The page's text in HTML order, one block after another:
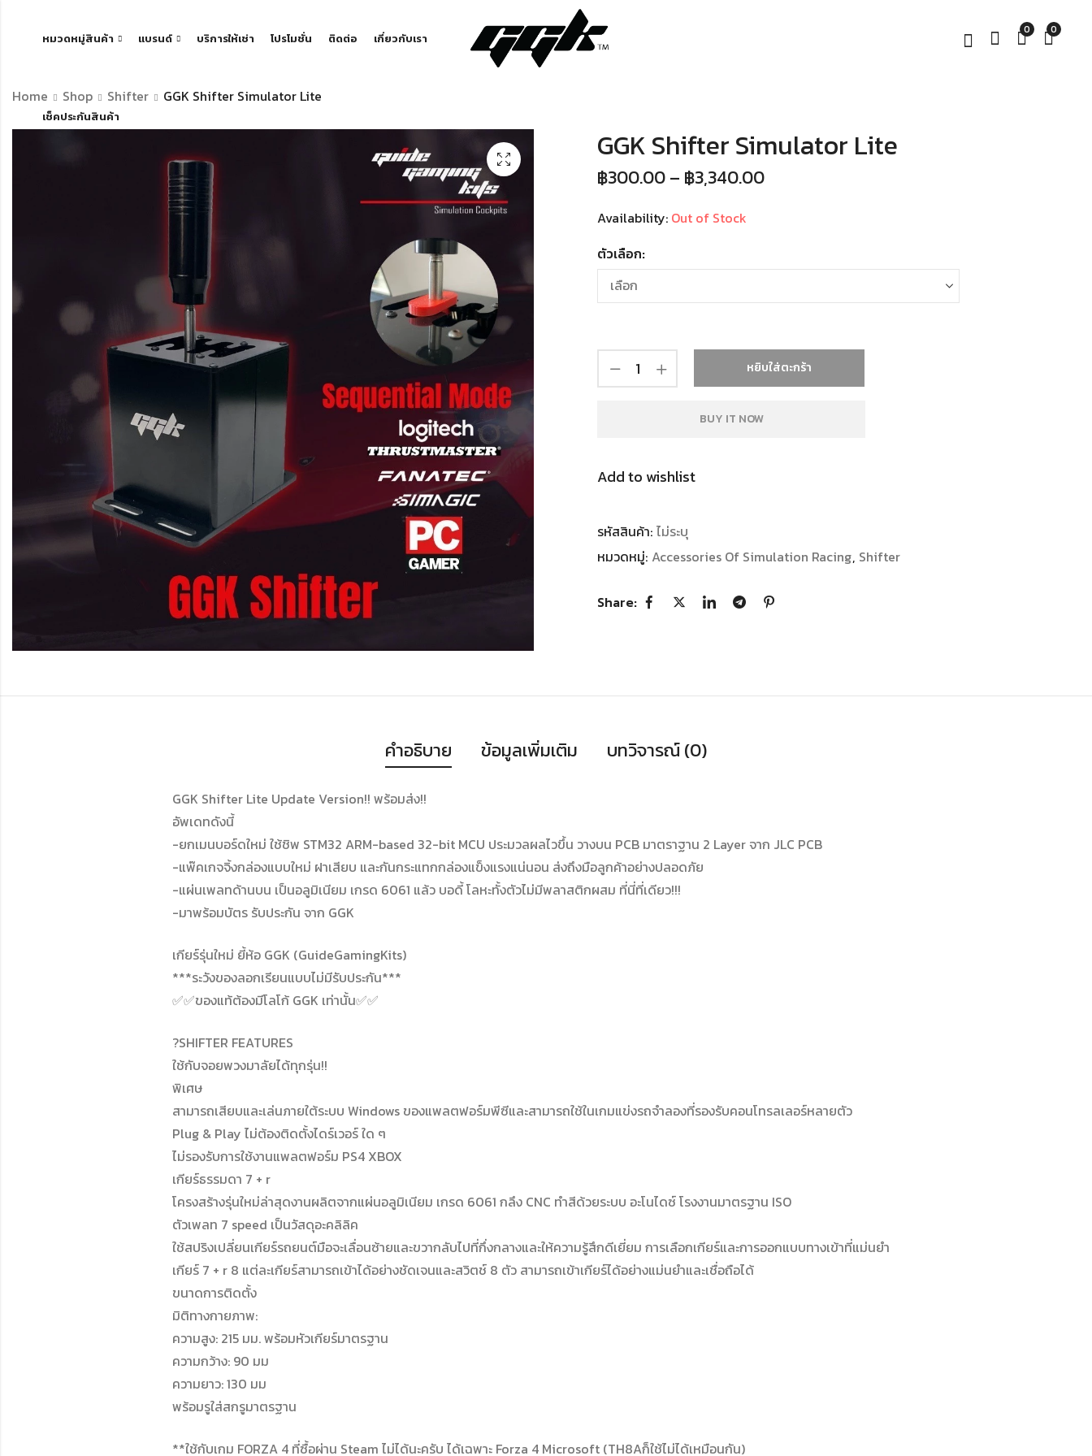
หมวดหมู่สินค้า แบรนด์ บริการให้เช่า โปรโมชั่น ติดต่อ เกี่ยวกับเรา
เช็คประกันสินค้า
0 0
Home Shop Shifter GGK Shifter Simulator Lite
GGK Shifter Simulator Lite
฿300.00– ฿3,340.00
Availability: Out of Stock
ตัวเลือก:
หยิบใส่ตะกร้า
BUY IT NOW
Add to wishlist
รหัสสินค้า: ไม่ระบุ
หมวดหมู่: Accessories Of Simulation Racing, Shifter
Share:
คำอธิบาย ข้อมูลเพิ่มเติม บทวิจารณ์ (0)
GGK Shifter Lite Update Version!! พร้อมส่ง!!
อัพเดทดังนี้
-ยกเมนบอร์ดใหม่ ใช้ชิพ STM32 ARM-based 32-bit MCU ประมวลผลไวขึ้น วางบน PCB มาตราฐาน 2 Layer จาก JLC PCB
-แพ๊คเกจจิ้งกล่องแบบใหม่ ฝาเสียบ และกันกระแทกกล่องแข็งแรงแน่นอน ส่งถึงมือลูกค้าอย่างปลอดภัย
-แผ่นเพลทด้านบน เป็นอลูมิเนียม เกรด 6061 แล้ว บอดี้ โลหะทั้งตัวไม่มีพลาสติกผสม ที่นี่ที่เดียว!!!
-มาพร้อมบัตร รับประกัน จาก GGK
เกียร์รุ่นใหม่ ยี้ห้อ GGK (GuideGamingKits)
***ระวังของลอกเรียนแบบไม่มีรับประกัน***
✅✅ของแท้ต้องมีโลโก้ GGK เท่านั้น✅✅
?SHIFTER FEATURES
ใช้กับจอยพวงมาลัยได้ทุกรุ่น!!
พิเศษ
สามารถเสียบและเล่นภายใต้ระบบ Windows ของแพลตฟอร์มพีซีและสามารถใช้ในเกมแข่งรถจำลองที่รองรับคอนโทรลเลอร์หลายตัว
Plug & Play ไม่ต้องติดตั้งไดร์เวอร์ ใด ๆ
ไม่รองรับการใช้งานแพลตฟอร์ม PS4 XBOX
เกียร์ธรรมดา 7 + r
โครงสร้างรุ่นใหม่ล่าสุดงานผลิตจากแผ่นอลูมิเนียม เกรด 6061 กลึง CNC ทำสีด้วยระบบ อะโนไดซ์ โรงงานมาตรฐาน ISO
ตัวเพลท 7 speed เป็นวัสดุอะคลิลิค
ใช้สปริงเปลี่ยนเกียร์รถยนต์มือจะเลื่อนซ้ายและขวากลับไปที่กึ่งกลางและให้ความรู้สึกดีเยี่ยม การเลือกเกียร์และการออกแบบทางเข้าที่แม่นยำ
เกียร์ 7 + r 8 แต่ละเกียร์สามารถเข้าได้อย่างชัดเจนและสวิตช์ 8 ตัว สามารถเข้าเกียร์ได้อย่างแม่นยำและเชื่อถือได้
ขนาดการติดตั้ง
มิติทางกายภาพ:
ความสูง: 215 มม. พร้อมหัวเกียร์มาตรฐาน
ความกว้าง: 90 มม
ความยาว: 130 มม
พร้อมรูใส่สกรูมาตรฐาน
**ใช้กับเกม FORZA 4 ที่ซื้อผ่าน Steam ไม่ได้นะครับ ได้เฉพาะ Forza 4 Microsoft (TH8Aก็ใช้ไม่ได้เหมือนกัน)